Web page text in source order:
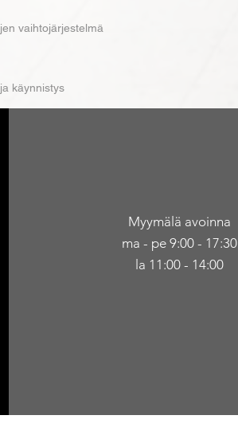
vaihtojärjestelmä
käynnistys
Myymälä avoinna
ma - pe 9:00 - 17:30
la 11:00 - 14:00